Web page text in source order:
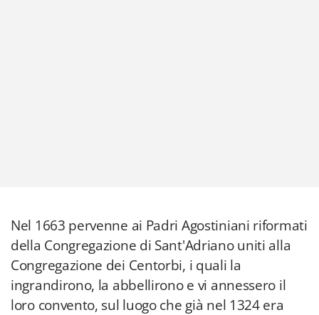
Nel 1663 pervenne ai Padri Agostiniani riformati
della Congregazione di Sant'Adriano uniti alla
Congregazione dei Centorbi, i quali la
ingrandirono, la abbellirono e vi annessero il
loro convento, sul luogo che già nel 1324 era